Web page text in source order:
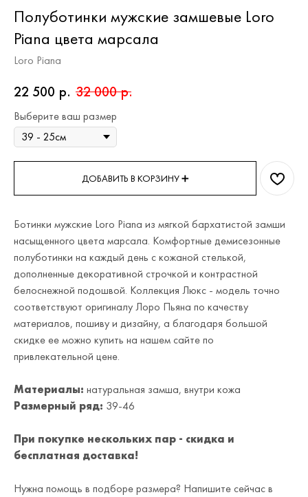
Полуботинки мужские замшевые Loro
Piana цвета марсала
Loro Piana
22 500 р. 32 000 р.
Выберите ваш размер
ДОБАВИТЬ В КОРЗИНУ ➕
Ботинки мужские Loro Piana из мягкой бархатистой замши
насыщенного цвета марсала. Комфортные демисезонные
полуботинки на каждый день с кожаной стелькой,
дополненные декоративной строчкой и контрастной
белоснежной подошвой. Коллекция Люкс - модель точно
соответствуют оригиналу Лоро Пьяна по качеству
материалов, пошиву и дизайну, а благодаря большой
скидке ее можно купить на нашем сайте по
привлекательной цене.
Материалы: натуральная замша, внутри кожа
Размерный ряд: 39-46
При покупке нескольких пар - скидка и
бесплатная доставка!
Нужна помощь в подборе размера? Напишите сейчас в